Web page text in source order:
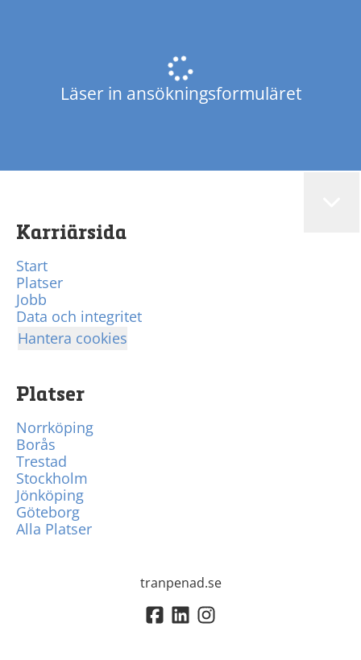
Läser in ansökningsformuläret
Karriärsida
Start
Platser
Jobb
Data och integritet
Hantera cookies
Platser
Norrköping
Borås
Trestad
Stockholm
Jönköping
Göteborg
Alla Platser
tranpenad.se